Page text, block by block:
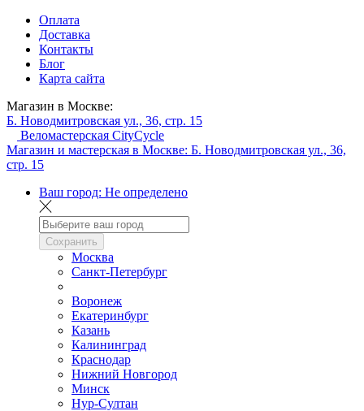
Оплата
Доставка
Контакты
Блог
Карта сайта
Магазин в Москве:
Б. Новодмитровская ул., 36, стр. 15
Веломастерская CityCycle
Магазин и мастерская в Москве: Б. Новодмитровская ул., 36,
стр. 15
Ваш город: Не определено
Сохранить
Москва
Санкт-Петербург
Воронеж
Екатеринбург
Казань
Калининград
Краснодар
Нижний Новгород
Минск
Нур-Султан